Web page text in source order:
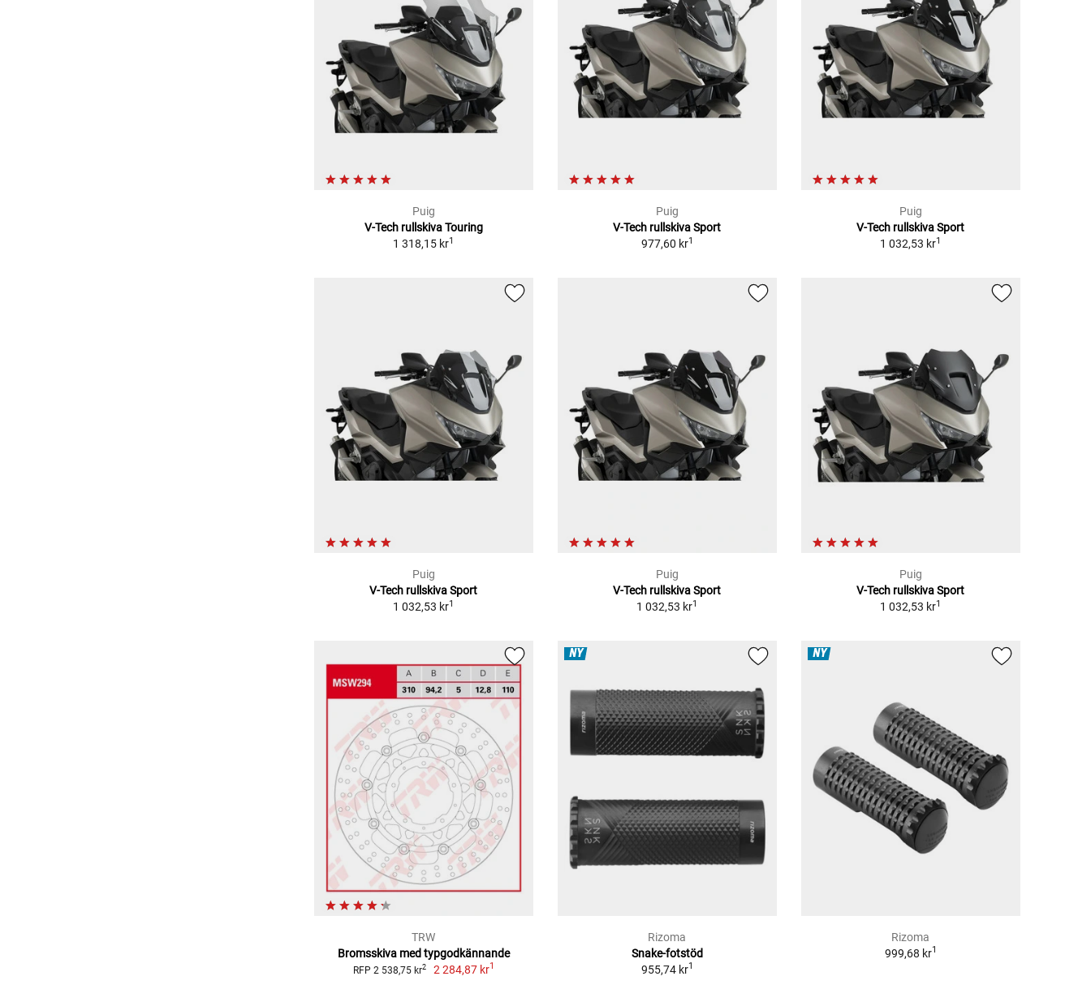
Puig
V-Tech rullskiva Touring
1 318,15 kr1
Puig
V-Tech rullskiva Sport
977,60 kr1
Puig
V-Tech rullskiva Sport
1 032,53 kr1
Puig
V-Tech rullskiva Sport
1 032,53 kr1
Puig
V-Tech rullskiva Sport
1 032,53 kr1
Puig
V-Tech rullskiva Sport
1 032,53 kr1
TRW
Bromsskiva med typgodkännande
RFP 2 538,75 kr2 2 284,87 kr1
NY
Rizoma
Snake-fotstöd
955,74 kr1
NY
Rizoma
999,68 kr1